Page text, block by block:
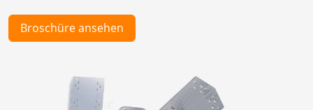
Broschüre ansehen